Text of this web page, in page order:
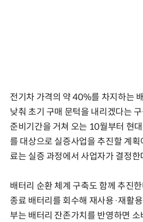
전기차 가격의 약 40%를 차지하는
낮춰 초기 구매 문턱을 내리겠다는
준비기간을 거쳐 오는 10월부터 현
를 대상으로 실증사업을 추진할 계
료는 실증 과정에서 사업자가 결정한
배터리 순환 체계 구축도 함께 추진
종료 배터리를 회수해 재사용·재활
부는 배터리 잔존가치를 반영하면